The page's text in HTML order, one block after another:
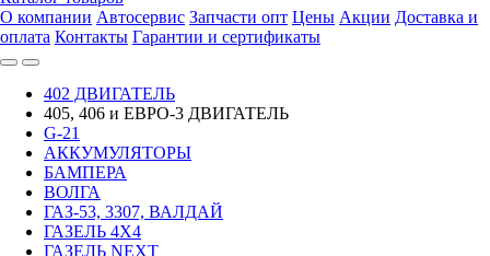
О компании Автосервис Запчасти опт Цены Акции Доставка и
оплата Контакты Гарантии и сертификаты
402 ДВИГАТЕЛЬ
405, 406 и ЕВРО-3 ДВИГАТЕЛЬ
G-21
АККУМУЛЯТОРЫ
БАМПЕРА
ВОЛГА
ГАЗ-53, 3307, ВАЛДАЙ
ГАЗЕЛЬ 4Х4
ГАЗЕЛЬ NEXT